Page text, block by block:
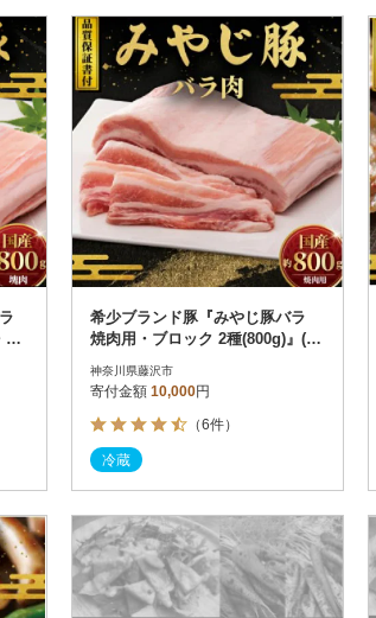
除
発送種別 解除
通常
冷蔵便
冷凍便
結果を見る（
新着順
レビュー件数順
レビュー評価順
寄付金額が高い順
寄付金額が低い順
生
希少ブランド豚『みやじ豚バラ
焼肉用・ブロック 2種(800g)』(冷
蔵・生肉)
神奈川県藤沢市
寄付金額 10,000円
（6件）
冷蔵